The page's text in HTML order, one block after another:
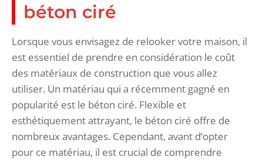
béton ciré
Lorsque vous envisagez de relooker votre maison, il
est essentiel de prendre en considération le coût
des matériaux de construction que vous allez
utiliser. Un matériau qui a récemment gagné en
popularité est le béton ciré. Flexible et
esthétiquement attrayant, le béton ciré offre de
nombreux avantages. Cependant, avant d’opter
pour ce matériau, il est crucial de comprendre